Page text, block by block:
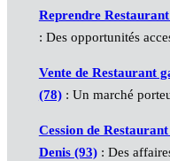
Reprendre
: Des opportunités
Vente de Restaurant
(78): Un marché
Cession de
Denis (93): Des